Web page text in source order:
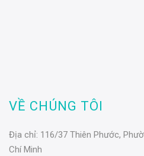
VỀ CHÚNG TÔI
Địa chỉ: 116/37 Thiên Phước,
Chí Minh